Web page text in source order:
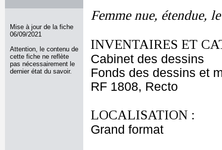
Mise à jour de la fiche
06/09/2021
Attention, le contenu de
cette fiche ne reflète
pas nécessairement le
dernier état du savoir.
Femme nue, étendue,
INVENTAIRES ET
Cabinet des dessins
Fonds des dessins et
RF 1808, Recto
LOCALISATION :
Grand format